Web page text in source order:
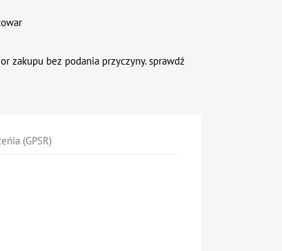
zakupu bez podania przyczyny. sprawdź
(GPSR)